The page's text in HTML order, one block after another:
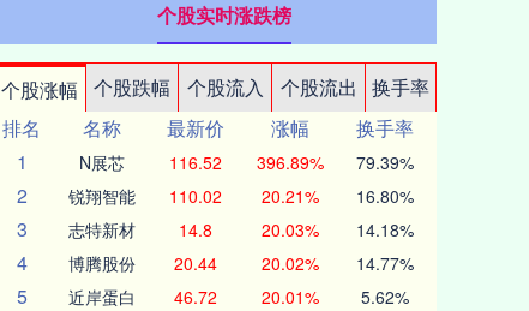
个股实时涨跌榜
个股涨幅 个股跌幅 个股流入 个股流出
换手率
排名
名称 最新价 涨幅
换手率
1
N展芯 116.52 396.89% 79.39%
2 锐翔智能 110.02 20.21% 16.80%
3 志特新材 14.8 20.03% 14.18%
4 博腾股份 20.44 20.02% 14.77%
5 近岸蛋白 46.72 20.01% 5.62%